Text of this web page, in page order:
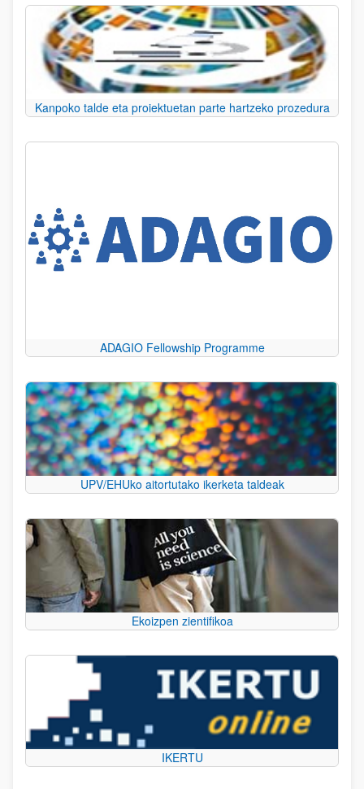
Kanpoko talde eta proiektuetan parte hartzeko prozedura
ADAGIO Fellowship Programme
UPV/EHUko aitortutako ikerketa taldeak
Ekoizpen zientifikoa
IKERTU